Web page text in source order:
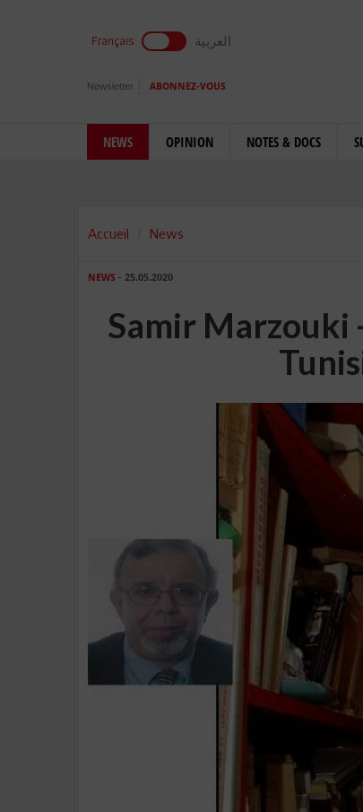
Français العربية
Newsletter ABONNEZ-VOUS
NEWS OPINION NOTES & DOCS
Accueil News
NEWS - 25.05.2020
Samir Marzouki